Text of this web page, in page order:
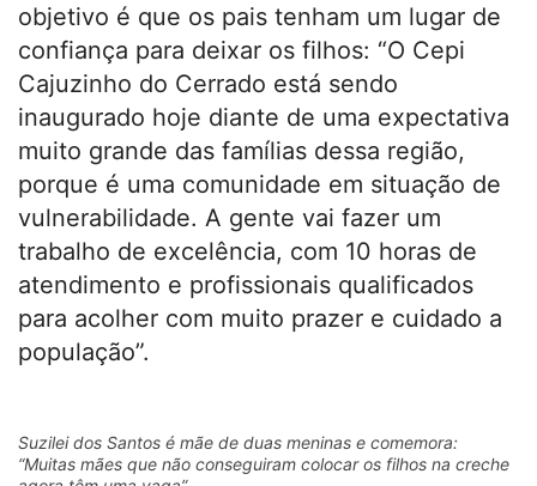
objetivo é que os pais tenham um lugar de
confiança para deixar os filhos: “O Cepi
Cajuzinho do Cerrado está sendo
inaugurado hoje diante de uma expectativa
muito grande das famílias dessa região,
porque é uma comunidade em situação de
vulnerabilidade. A gente vai fazer um
trabalho de excelência, com 10 horas de
atendimento e profissionais qualificados
para acolher com muito prazer e cuidado a
população”.
Suzilei dos Santos é mãe de duas meninas e comemora:
“Muitas mães que não conseguiram colocar os filhos na creche